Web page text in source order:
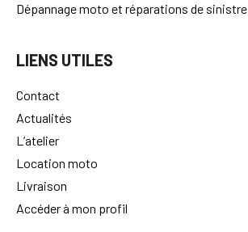
Dépannage moto et réparations de sinistre
LIENS UTILES
Contact
Actualités
L’atelier
Location moto
Livraison
Accéder à mon profil